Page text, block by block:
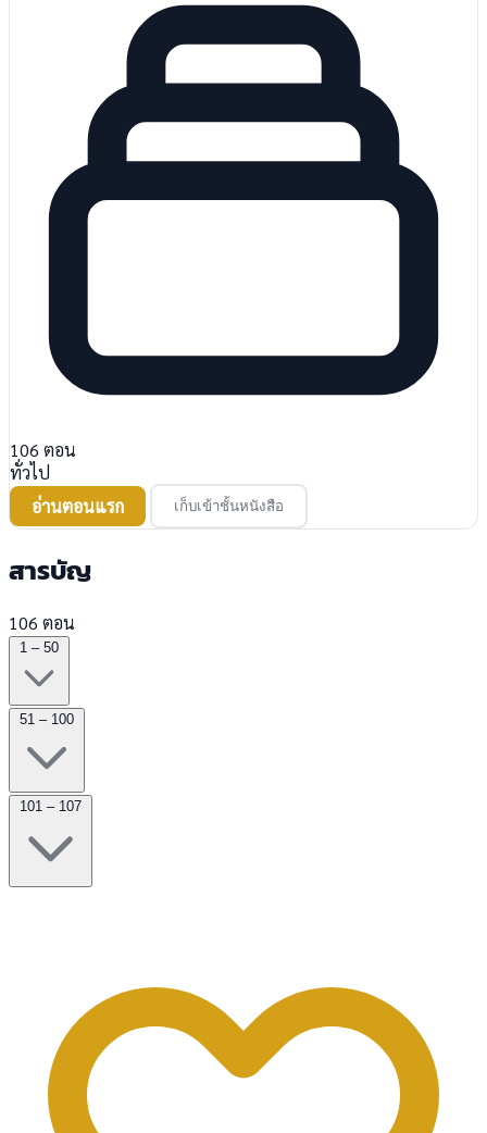
106 ตอน
ทั่วไป
อ่านตอนแรก
เก็บเข้าชั้นหนังสือ
สารบัญ
106 ตอน
1 – 50
51 – 100
101 – 107